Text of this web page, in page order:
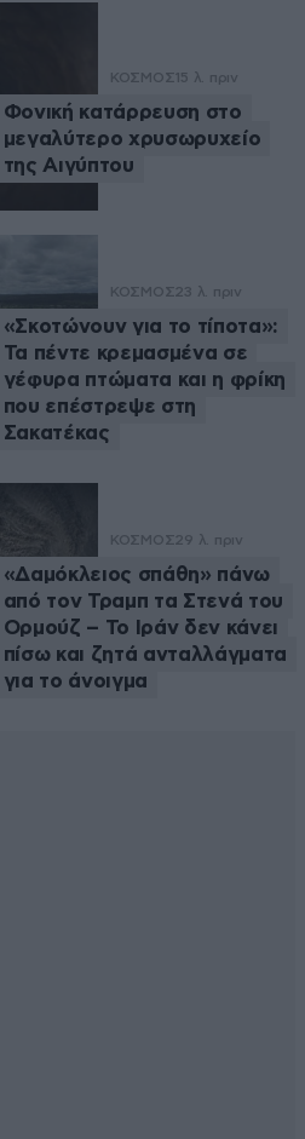
ΚΟΣΜΟΣ 15 λ. πριν
Φονική κατάρρευση στο
μεγαλύτερο χρυσωρυχείο
της Αιγύπτου
ΚΟΣΜΟΣ23 λ. πριν
«Σκοτώνουν για το τίποτα»:
Τα πέντε κρεμασμένα σε
γέφυρα πτώματα και η φρίκη
που επέστρεψε στη
Σακατέκας
ΚΟΣΜΟΣ29 λ. πριν
«Δαμόκλειος σπάθη» πάνω
από τον Τραμπ τα Στενά του
Ορμούζ – Το Ιράν δεν κάνει
πίσω και ζητά ανταλλάγματα
για το άνοιγμα